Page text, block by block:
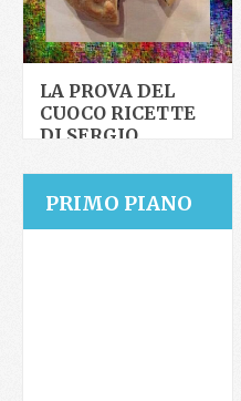
LA PROVA DEL
CUOCO RICETTE
DI SERGIO
DI SCAROLA
Nel passo a due di oggi, a
PRIMO PIANO